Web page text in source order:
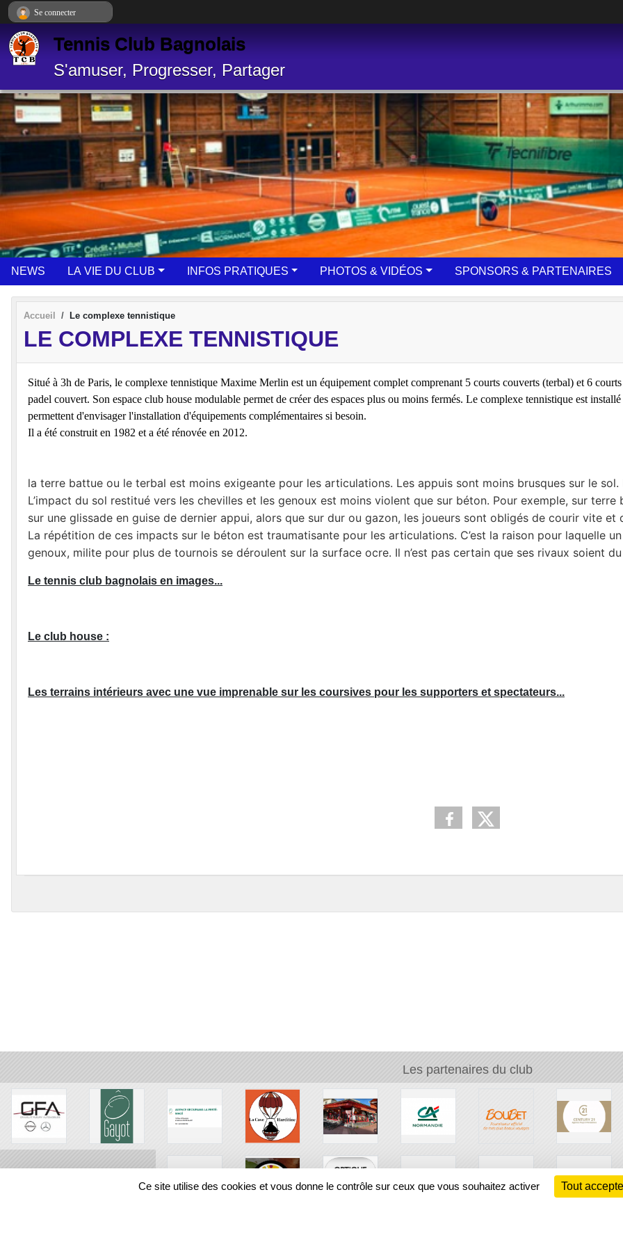
Tennis Club Bagnolais
S'amuser, Progresser, Partager
NEWS LA VIE DU CLUB INFOS PRATIQUES PHOTOS & VIDÉOS SPONSORS & PARTENAIRES
Accueil Le complexe tennistique
LE COMPLEXE TENNISTIQUE
Situé à 3h de Paris, le complexe tennistique Maxime Merlin est un équipement complet comprenant 5 courts couverts (terbal) et 6
padel couvert. Son espace club house modulable permet de créer des espaces plus ou moins fermés. Le complexe tennistique est
permettent d'envisager l'installation d'équipements complémentaires si besoin.
Il a été construit en 1982 et a été rénovée en 2012.
la terre battue ou le terbal est moins exigeante pour les articulations. Les appuis sont moins brusques sur le
L’impact du sol restitué vers les chevilles et les genoux est moins violent que sur béton. Pour exemple, sur
sur une glissade en guise de dernier appui, alors que sur dur ou gazon, les joueurs sont obligés de courir vite
La répétition de ces impacts sur le béton est traumatisante pour les articulations. C’est la raison pour laquelle
genoux, milite pour plus de tournois se déroulent sur la surface ocre. Il n’est pas certain que ses rivaux soient du
Le tennis club bagnolais en images...
Le club house :
Les terrains intérieurs avec une vue imprenable sur les coursives pour les supporters et spectateurs...
Les partenaires du club
Se connecter
Panneau de gestion des cookies
Ce site utilise des cookies et vous donne le contrôle sur ceux que vous souhaitez activer Tout